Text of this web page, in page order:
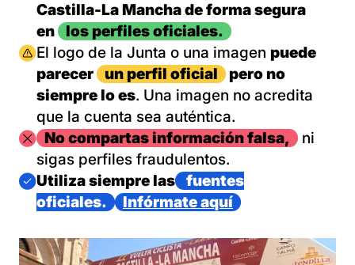
Castilla-La Mancha de forma segura
en
los perfiles oficiales.
Imagen
El logo de la Junta o una imagen puede
parecer
un perfil oficial
pero no
siempre lo es. Una imagen no acredita
que la cuenta sea auténtica.
ImagenNo compartas información falsa,
ni
sigas perfiles fraudulentos.
Imagen
Utiliza siempre las
fuentes
oficiales.
Infórmate aquí